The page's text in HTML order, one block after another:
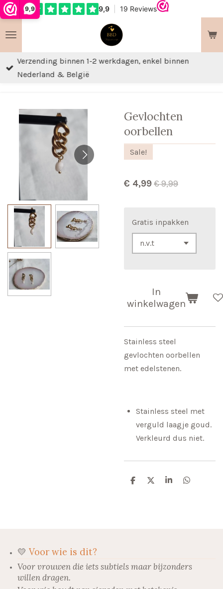
9,9
Ga
naar
de
hoofdinhoud
Verzending binnen 1-2 werkdagen, enkel binnen
Nederland & België
Gevlochten
oorbellen
Sale!
€ 4,99 € 9,99
Gratis inpakken
In
winkelwagen
Stainless steel
gevlochten oorbellen
met edelstenen.
Stainless steel met
verguld laagje goud.
Verkleurd dus niet.
D
D
S
D
💛 Voor wie is dit?
Voor vrouwen die iets subtiels maar bijzonders
willen dragen.